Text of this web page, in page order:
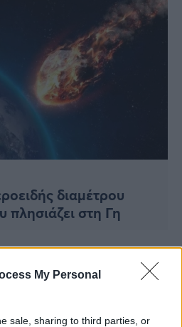
My Personal
sale, sharing to third parties, or
διαμέτρου
πλησιάζει στη Γη